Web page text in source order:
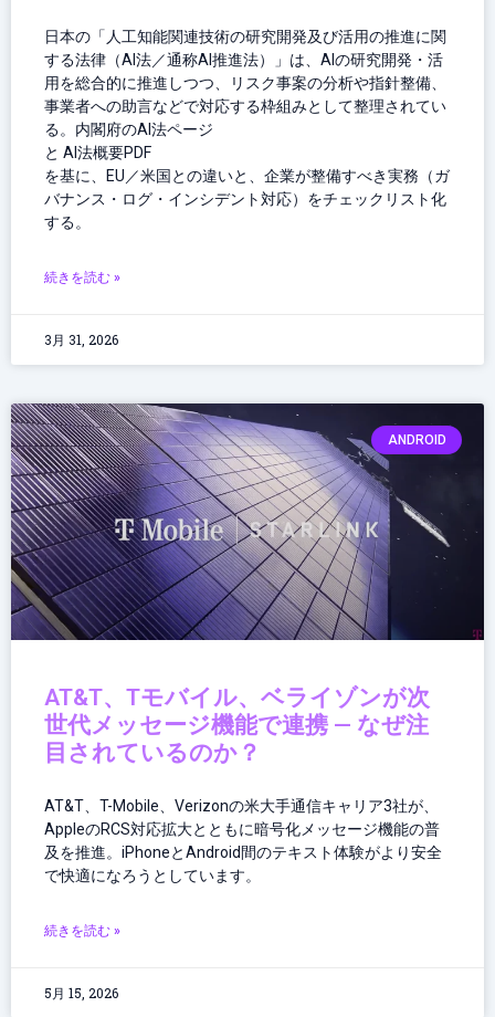
日本の「人工知能関連技術の研究開発及び活用の推進に関
する法律（AI法／通称AI推進法）」は、AIの研究開発・活
用を総合的に推進しつつ、リスク事案の分析や指針整備、
事業者への助言などで対応する枠組みとして整理されてい
る。内閣府のAI法ページ
と AI法概要PDF
を基に、EU／米国との違いと、企業が整備すべき実務（ガ
バナンス・ログ・インシデント対応）をチェックリスト化
する。
続きを読む »
3月 31, 2026
ANDROID
AT&T、Tモバイル、ベライゾンが次
世代メッセージ機能で連携 — なぜ注
目されているのか？
AT&T、T-Mobile、Verizonの米大手通信キャリア3社が、
AppleのRCS対応拡大とともに暗号化メッセージ機能の普
及を推進。iPhoneとAndroid間のテキスト体験がより安全
で快適になろうとしています。
続きを読む »
5月 15, 2026